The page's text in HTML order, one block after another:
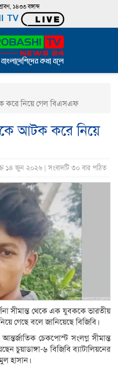
১৪৩৩ বঙ্গাব্দ
TV
করে নিয়ে গেল বিএসএফ
আটক করে নিয়ে
১৪ জুন ২০২৬ | সংবাদটি ৩০ বার পঠিত
সীমান্ত থেকে এক যুবককে ভারতীয়
গেছে বলে জানিয়েছে বিজিবি।
চেকপোস্ট সংলগ্ন সীমান্ত
চুয়াডাঙ্গা-৬ বিজিবি ব্যাটালিয়নের
হাসান।